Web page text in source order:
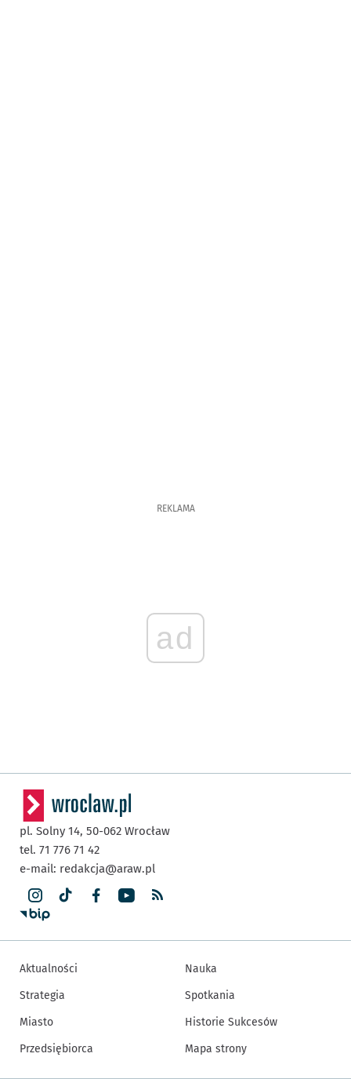
REKLAMA
ad
pl. Solny 14, 50-062 Wrocław
tel. 71 776 71 42
e-mail: redakcja@araw.pl
Aktualności
Strategia
Miasto
Przedsiębiorca
Nauka
Spotkania
Historie Sukcesów
Mapa strony